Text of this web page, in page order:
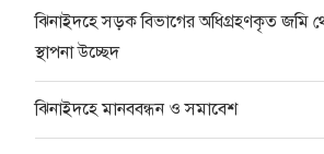
ঝিনাইদহে সড়ক বিভাগের অধিগ্রহণকৃত জমি
স্থাপনা উচ্ছেদ
ঝিনাইদহে মানববন্ধন ও সমাবেশ